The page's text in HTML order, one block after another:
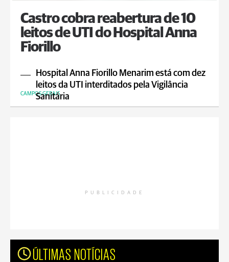
Castro cobra reabertura de 10
leitos de UTI do Hospital Anna
Fiorillo
Hospital Anna Fiorillo Menarim está com dez
leitos da UTI interditados pela Vigilância
Sanitária
CAMPOS GERAIS
PUBLICIDADE
ÚLTIMAS NOTÍCIAS